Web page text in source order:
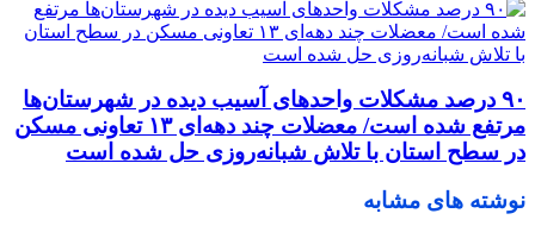
٩٠ درصد مشکلات واحدهای آسیب دیده در شهرستان‌ها
مرتفع شده است/ معضلات چند دهه‌ای ١٣ تعاونی مسکن
در سطح استان با تلاش شبانه‌روزی حل شده است
نوشته های مشابه